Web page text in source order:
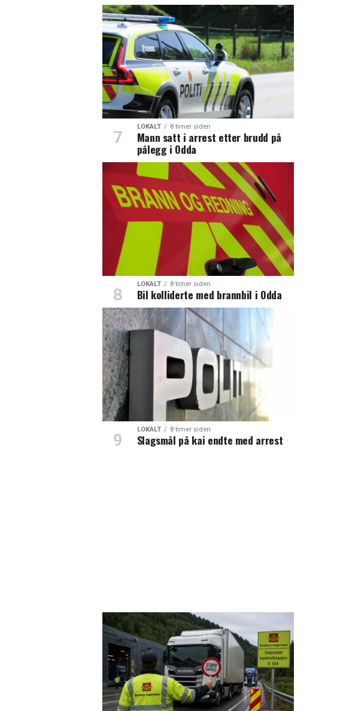
LOKALT 8 timer siden
Mann satt i arrest etter brudd på
pålegg i Odda
LOKALT 8 timer siden
Bil kolliderte med brannbil i Odda
LOKALT 8 timer siden
Slagsmål på kai endte med arrest